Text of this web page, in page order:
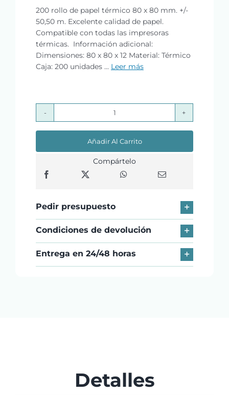
200 rollo de papel térmico 80 x 80 mm. +/-
50,50 m. Excelente calidad de papel.
Compatible con todas las impresoras
térmicas. Información adicional:
Dimensiones: 80 x 80 x 12 Material: Térmico
Caja: 200 unidades ... Leer más
Caja
200
rollos
papel
térmico
80
x
mm
Sin
Bisfenol
Añadir Al Carrito
Compártelo
Pedir presupuesto
Condiciones de devolución
Entrega en 24/48 horas
Detalles